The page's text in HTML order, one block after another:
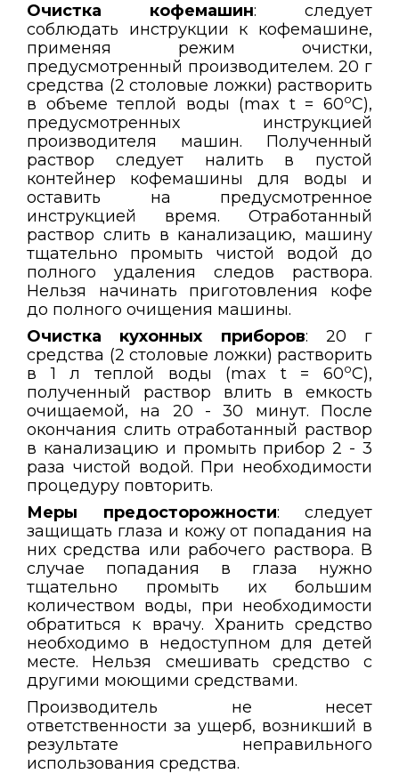
Очистка кофемашин: следует
соблюдать инструкции к кофемашине,
применяя режим очистки,
предусмотренный производителем. 20 г
средства (2 столовые ложки) растворить
в объеме теплой воды (max t = 60оС),
предусмотренных инструкцией
производителя машин. Полученный
раствор следует налить в пустой
контейнер кофемашины для воды и
оставить на предусмотренное
инструкцией время. Отработанный
раствор слить в канализацию, машину
тщательно промыть чистой водой до
полного удаления следов раствора.
Нельзя начинать приготовления кофе
до полного очищения машины.
Очистка кухонных приборов: 20 г
средства (2 столовые ложки) растворить
в 1 л теплой воды (max t = 60оС),
полученный раствор влить в емкость
очищаемой, на 20 - 30 минут. После
окончания слить отработанный раствор
в канализацию и промыть прибор 2 - 3
раза чистой водой. При необходимости
процедуру повторить.
Меры предосторожности: следует
защищать глаза и кожу от попадания на
них средства или рабочего раствора. В
случае попадания в глаза нужно
тщательно промыть их большим
количеством воды, при необходимости
обратиться к врачу. Хранить средство
необходимо в недоступном для детей
месте. Нельзя смешивать средство с
другими моющими средствами.
Производитель не несет
ответственности за ущерб, возникший в
результате неправильного
использования средства.